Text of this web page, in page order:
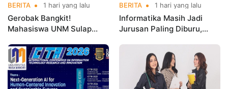
BERITA 1 hari yang lalu
Gerobak Bangkit!
Mahasiswa UNM Sulap
Menarik dan Laris
BERITA 1 hari yang lalu
Informatika Masih Jadi
Jurusan Paling Diburu,
hingga Cyber Security